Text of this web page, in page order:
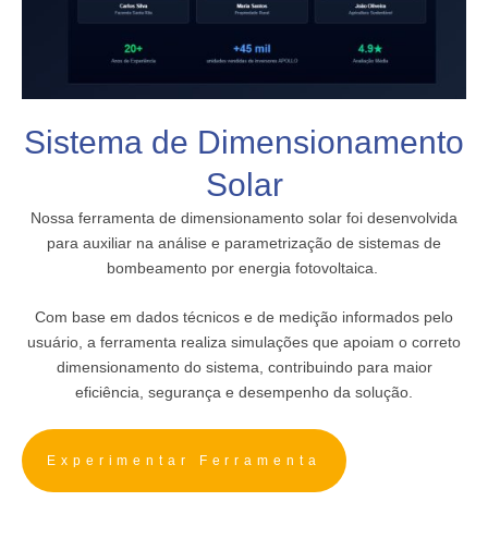
Sistema de Dimensionamento
Solar
Nossa ferramenta de dimensionamento solar foi desenvolvida
para auxiliar na análise e parametrização de sistemas de
bombeamento por energia fotovoltaica.
Com base em dados técnicos e de medição informados pelo
usuário, a ferramenta realiza simulações que apoiam o correto
dimensionamento do sistema, contribuindo para maior
eficiência, segurança e desempenho da solução.
Experimentar Ferramenta